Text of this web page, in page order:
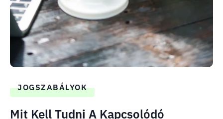
JOGSZABÁLYOK
Mit Kell Tudni A Kapcsolódó